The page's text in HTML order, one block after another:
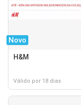
Novo
H&M
Válido por 18 dias